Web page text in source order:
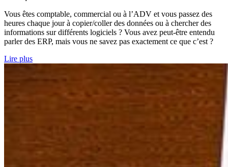
Vous êtes comptable, commercial ou à l’ADV et vous passez des
heures chaque jour à copier/coller des données ou à chercher des
informations sur différents logiciels ? Vous avez peut-être entendu
parler des ERP, mais vous ne savez pas exactement ce que c’est ?
Lire plus